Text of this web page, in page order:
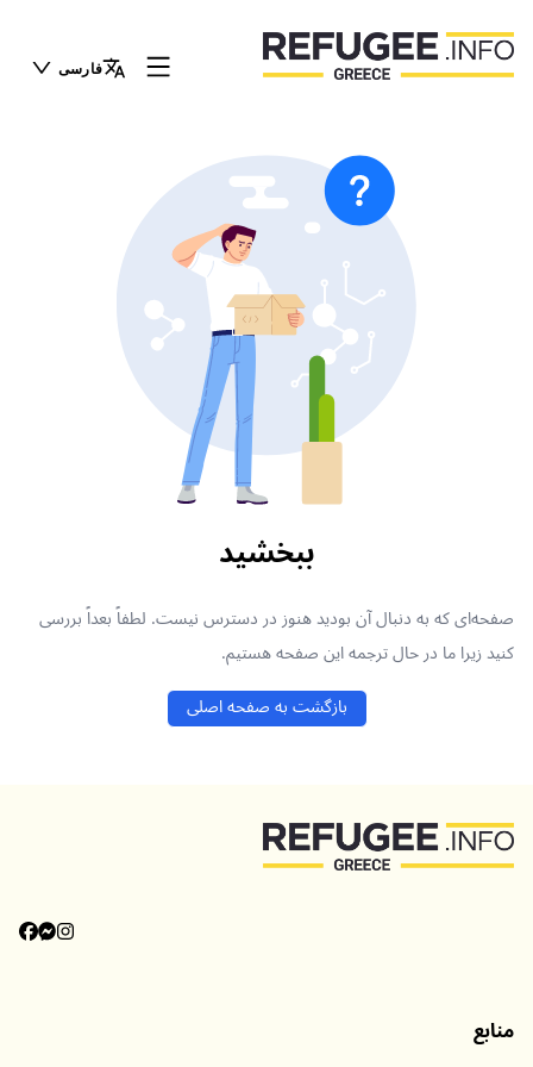
فارسی
ببخشید
صفحه‌ای که به دنبال آن بودید هنوز در دسترس نیست. لطفاً بعداً بررسی
کنید زیرا ما در حال ترجمه این صفحه هستیم.
بازگشت به صفحه اصلی
منابع